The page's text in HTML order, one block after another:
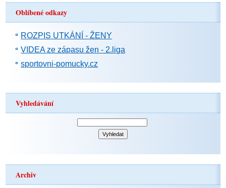
Oblíbené odkazy
ROZPIS UTKÁNÍ - ŽENY
VIDEA ze zápasu žen - 2.liga
sportovni-pomucky.cz
Vyhledávání
Archiv